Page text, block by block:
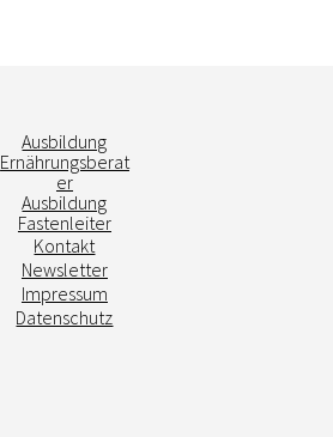
Ausbildung
Ernährungsberat
er
Ausbildung
Fastenleiter
Kontakt
Newsletter
Impressum
Datenschutz